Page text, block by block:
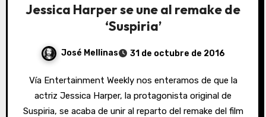
Jessica Harper se une al remake de
‘Suspiria’
José Mellinas 31 de octubre de 2016
Vía Entertainment Weekly nos enteramos de que la
actriz Jessica Harper, la protagonista original de
Suspiria, se acaba de unir al reparto del remake del film